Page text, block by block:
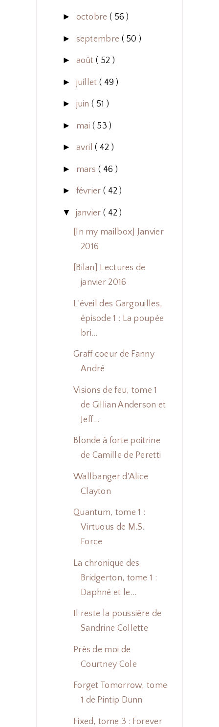
► octobre ( 56 )
► septembre ( 50 )
► août ( 52 )
► juillet ( 49 )
► juin ( 51 )
► mai ( 53 )
► avril( 42 )
► mars ( 46 )
► février ( 42 )
▼ janvier ( 42 )
[In my mailbox] Janvier
2016
[Bilan] Lectures de
janvier 2016
L'éveil des Gargouilles,
épisode 1 : La poupée
bri...
Graff coeur de Fanny
André
Visions de feu, tome 1
de Gillian Anderson et
Jeff...
Blonde à forte poitrine
de Camille de Peretti
Wallbanger d'Alice
Clayton
Quantum, tome 1 :
Virtuous de M.S.
Force
La chronique des
Bridgerton, tome 1 :
Daphné et le...
Il reste la poussière de
Sandrine Collette
Près de moi de
Courtney Cole
Forget Tomorrow, tome
1 de Pintip Dunn
Fixed, tome 3 : Forever